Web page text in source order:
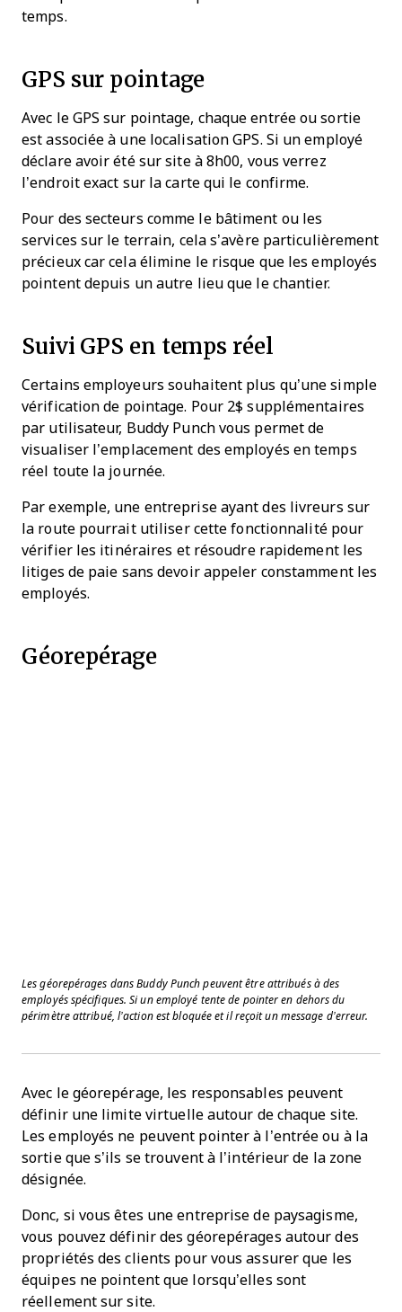
temps.
GPS sur pointage
Avec le GPS sur pointage, chaque entrée ou sortie
est associée à une localisation GPS. Si un employé
déclare avoir été sur site à 8h00, vous verrez
l’endroit exact sur la carte qui le confirme.
Pour des secteurs comme le bâtiment ou les
services sur le terrain, cela s’avère particulièrement
précieux car cela élimine le risque que les employés
pointent depuis un autre lieu que le chantier.
Suivi GPS en temps réel
Certains employeurs souhaitent plus qu’une simple
vérification de pointage. Pour 2$ supplémentaires
par utilisateur, Buddy Punch vous permet de
visualiser l’emplacement des employés en temps
réel toute la journée.
Par exemple, une entreprise ayant des livreurs sur
la route pourrait utiliser cette fonctionnalité pour
vérifier les itinéraires et résoudre rapidement les
litiges de paie sans devoir appeler constamment les
employés.
Géorepérage
Les géorepérages dans Buddy Punch peuvent être attribués à des
employés spécifiques. Si un employé tente de pointer en dehors du
périmètre attribué, l’action est bloquée et il reçoit un message d’erreur.
Avec le géorepérage, les responsables peuvent
définir une limite virtuelle autour de chaque site.
Les employés ne peuvent pointer à l’entrée ou à la
sortie que s’ils se trouvent à l’intérieur de la zone
désignée.
Donc, si vous êtes une entreprise de paysagisme,
vous pouvez définir des géorepérages autour des
propriétés des clients pour vous assurer que les
équipes ne pointent que lorsqu’elles sont
réellement sur site.